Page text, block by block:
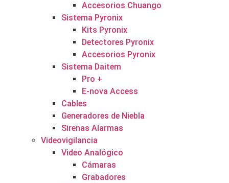
Accesorios Chuango
Sistema Pyronix
Kits Pyronix
Detectores Pyronix
Accesorios Pyronix
Sistema Daitem
Pro +
E-nova Access
Cables
Generadores de Niebla
Sirenas Alarmas
Videovigilancia
Video Analógico
Cámaras
Grabadores